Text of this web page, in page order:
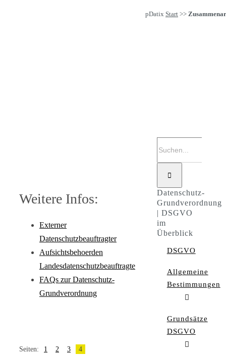
pDatix Start >>
Weitere Infos:
Externer
Datenschutzbeauftragter
Aufsichtsbehoerden
Landesdatenschutzbeauftragte
FAQs zur Datenschutz-
Grundverordnung
Seiten: 1 2 3 4
Datenschutz-
Grundverordnung
| DSGVO
im
Überblick
DSGVO
Allgemeine
Bestimmungen
Grundsätze
DSGVO